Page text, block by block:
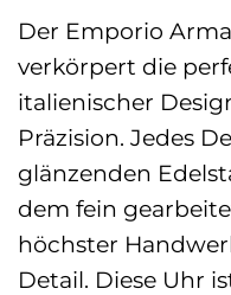
Der Emporio
verkörpert die
italienischer
Präzision. Jedes
glänzenden
dem fein
höchster
Detail. Diese Uhr